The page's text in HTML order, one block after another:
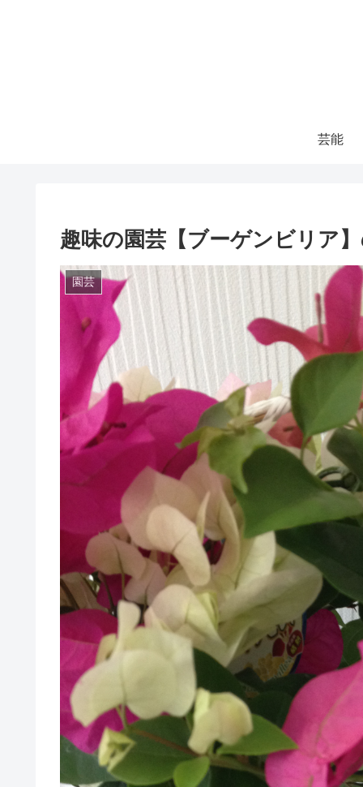
芸能
趣味の園芸【ブーゲンビリア
園芸